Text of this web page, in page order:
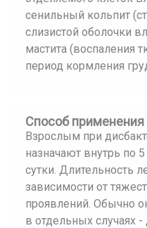
сенильный кольпит
слизистой оболочки
мастита (воспаления
период кормления
Способ применения
Взрослым при
назначают внутрь по
сутки. Длительность
зависимости от
проявлений. Обычно
в отдельных случаях